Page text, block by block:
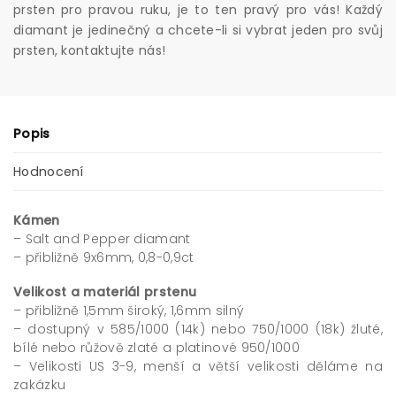
prsten pro pravou ruku, je to ten pravý pro vás! Každý
diamant je jedinečný a chcete-li si vybrat jeden pro svůj
prsten, kontaktujte nás!
Popis
Hodnocení
Kámen
– Salt and Pepper diamant
– přibližně 9x6mm, 0,8-0,9ct
Velikost a materiál prstenu
– přibližně 1,5mm široký, 1,6mm silný
– dostupný v 585/1000 (14k) nebo 750/1000 (18k) žluté,
bílé nebo růžově zlaté a platinové 950/1000
– Velikosti US 3-9, menší a větší velikosti děláme na
zakázku